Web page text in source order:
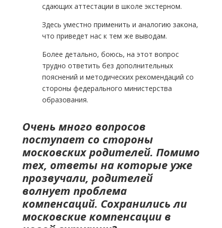
сдающих аттестации в школе экстерном.
Здесь уместно применить и аналогию закона,
что приведет нас к тем же выводам.
Более детально, боюсь, на этот вопрос
трудно ответить без дополнительных
пояснений и методических рекомендаций со
стороны федерального министерства
образования.
Очень много вопросов
поступает со стороны
московских родителей. Помимо
тех, ответы на которые уже
прозвучали, родителей
волнует проблема
компенсаций. Сохранились ли
московские компенсации в